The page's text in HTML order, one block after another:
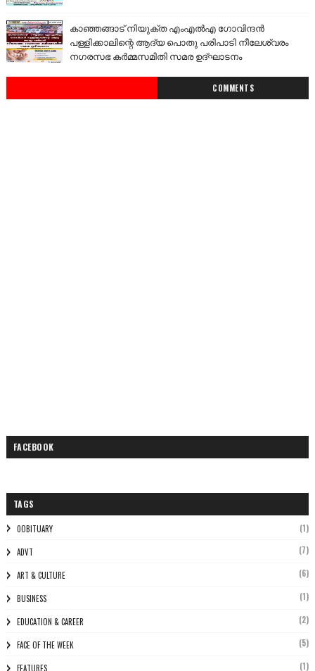
കാഞ്ഞങ്ങാട് നിയുക്ത എംഎൽഎ ഗോവിന്ദൻ
പള്ളിക്കാലിന്റെ ആദ്യ പൊതു പരിപാടി നീലേശ്വരം
നഗരസഭ കർമ്മസമിതി സമര ഉദ്ഘാടനം
COMMENTS
FACEBOOK
TAGS
0OBITUARY (1)
ADVT (7)
ART & CULTURE (6)
BUSINESS (1)
EDUCATION & CAREER (2)
FACE OF THE WEEK (5)
FEATURES (1)